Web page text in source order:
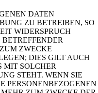
DATEN
ZU BETREIBEN, SO
WIDERSPRUCH
ZWECKE
DIES GILT AUCH
MIT SOLCHER
STEHT. WENN SIE
PERSONENBEZOGENEN